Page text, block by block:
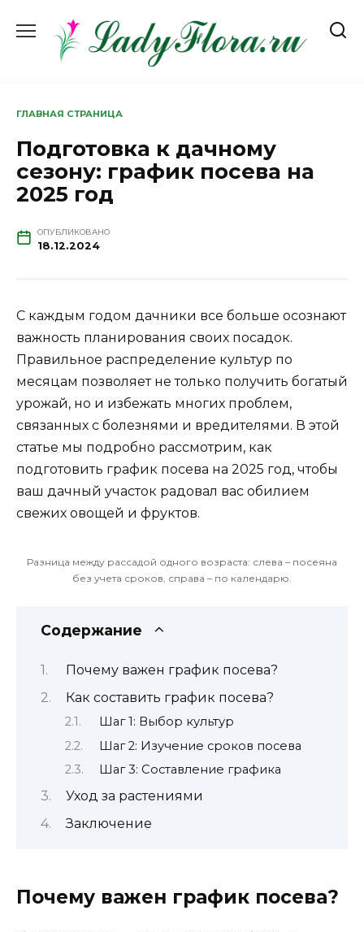
содержанию
ГЛАВНАЯ СТРАНИЦА
Подготовка к дачному
сезону: график посева на
2025 год
ОПУБЛИКОВАНО
18.12.2024
С каждым годом дачники все больше осознают
важность планирования своих посадок.
Правильное распределение культур по
месяцам позволяет не только получить богатый
урожай, но и избежать многих проблем,
связанных с болезнями и вредителями. В этой
статье мы подробно рассмотрим, как
подготовить график посева на 2025 год, чтобы
ваш дачный участок радовал вас обилием
свежих овощей и фруктов.
Разница между рассадой одного возраста: слева – посеяна
без учета сроков, справа – по календарю.
Содержание
Почему важен график посева?
Как составить график посева?
Шаг 1: Выбор культур
Шаг 2: Изучение сроков посева
Шаг 3: Составление графика
Уход за растениями
Заключение
Почему важен график посева?